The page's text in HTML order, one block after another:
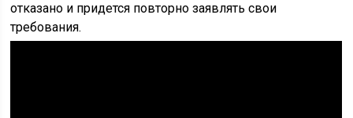
отказано и придется повторно заявлять свои
требования.